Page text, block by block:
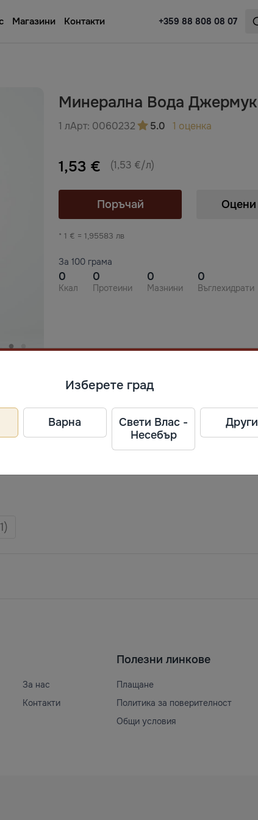
Магазини Контакти +359 88 808 08 07
Минерална Вода Джермук
1 лАрт: 0060232 5.0 1 оценка
1,53 € (1,53 €/л)
Поръчай Оцени
* 1 € = 1,95583 лв
За 100 грама
0
Ккал
0
Протеини
0
Мазнини
0
Въглехидрати
За нас
Контакти
Полезни линкове
Плащане
Политика за поверителност
Общи условия
Изберете град
Варна
Свети Влас -
Несебър
Други